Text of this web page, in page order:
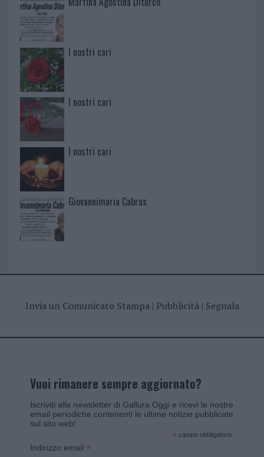
I nostri cari
I nostri cari
I nostri cari
Giovannimaria Cabras
Invia un Comunicato Stampa| Pubblicità| Segnala
Vuoi rimanere sempre aggiornato?
Iscriviti alla newsletter di Gallura Oggi e ricevi le nostre
email periodiche contenenti le ultime notizie pubblicate
sul sito web!
* campo obbligatorio
Indirizzo email *